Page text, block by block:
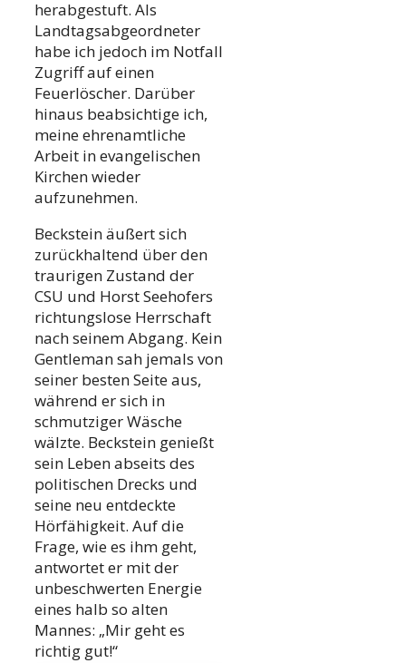
herabgestuft. Als
Landtagsabgeordneter
habe ich jedoch im Notfall
Zugriff auf einen
Feuerlöscher. Darüber
hinaus beabsichtige ich,
meine ehrenamtliche
Arbeit in evangelischen
Kirchen wieder
aufzunehmen.
Beckstein äußert sich
zurückhaltend über den
traurigen Zustand der
CSU und Horst Seehofers
richtungslose Herrschaft
nach seinem Abgang. Kein
Gentleman sah jemals von
seiner besten Seite aus,
während er sich in
schmutziger Wäsche
wälzte. Beckstein genießt
sein Leben abseits des
politischen Drecks und
seine neu entdeckte
Hörfähigkeit. Auf die
Frage, wie es ihm geht,
antwortet er mit der
unbeschwerten Energie
eines halb so alten
Mannes: „Mir geht es
richtig gut!“